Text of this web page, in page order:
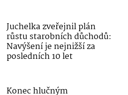
Juchelka zveřejnil plán
růstu starobních důchodů:
Navýšení je nejnižší za
posledních 10 let
Konec hlučným